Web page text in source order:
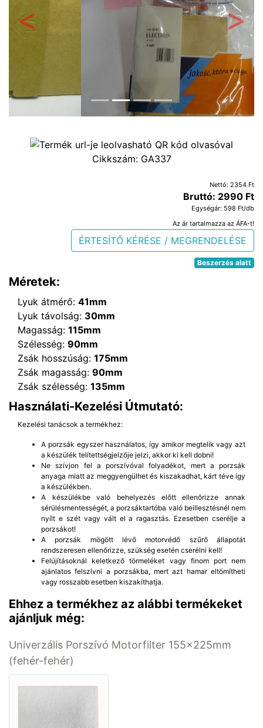
Előző
Cikkszám: GA337
Nettó: 2354 Ft
Bruttó: 2990 Ft
Egységár: 598 Ft/db
Az ár tartalmazza az ÁFA-t!
ÉRTESÍTŐ KÉRÉSE / MEGRENDELÉSE
Beszerzés alatt
Méretek:
Lyuk átmérő: 41mm
Lyuk távolság: 30mm
Magasság: 115mm
Szélesség: 90mm
Zsák hosszúság: 175mm
Zsák magasság: 90mm
Zsák szélesség: 135mm
Használati-Kezelési Útmutató:
Kezelési tanácsok a termékhez:
A porzsák egyszer használatos, így amikor megtelik vagy azt
a készülék telítettségjelzője jelzi, akkor ki kell dobni!
Ne szívjon fel a porszívóval folyadékot, mert a porzsák
anyaga miatt az meggyengülhet és kiszakadhat, kárt téve így
a készülékben.
A készülékbe való behelyezés előtt ellenőrizze annak
sérülésmentességét, a porzsáktartóba való beillesztésnél nem
nyílt e szét vagy vált el a ragasztás. Ezesetben cserélje a
porzsákot!
A porzsák mögött lévő motorvédő szűrő állapotát
rendszeresen ellenőrizze, szükség esetén cserélni kell!
Felújításoknál keletkező törmeléket vagy finom port nem
ajánlatos felszívni a porzsákba, mert azt hamar eltömítheti
vagy rosszabb esetben kiszakíthatja.
Ehhez a termékhez az alábbi termékeket
ajánljuk még:
Univerzális Porszívó Motorfilter 155x225mm
(fehér-fehér)